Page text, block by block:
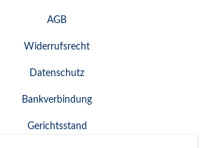
AGB
Widerrufsrecht
Datenschutz
Bankverbindung
Gerichtsstand